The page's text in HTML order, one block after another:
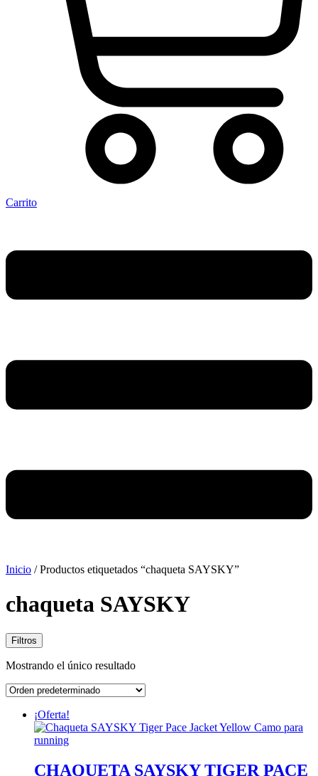
Carrito
Inicio / Productos etiquetados “chaqueta SAYSKY”
chaqueta SAYSKY
Filtros
Mostrando el único resultado
¡Oferta!
CHAQUETA SAYSKY TIGER PACE